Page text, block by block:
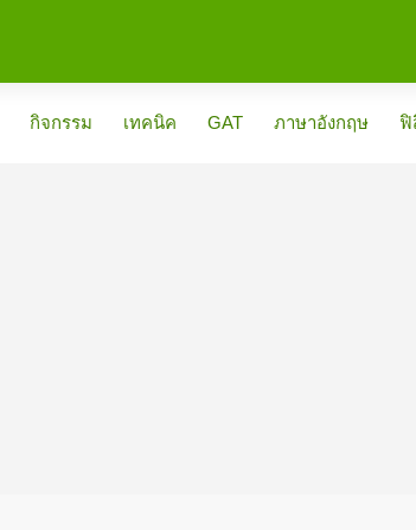
กิจกรรม เทคนิค GAT ภาษาอังกฤษ ฟิ